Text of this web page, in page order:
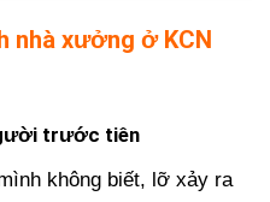
nhà xưởng ở KCN
trước tiên
không biết, lỡ xảy ra